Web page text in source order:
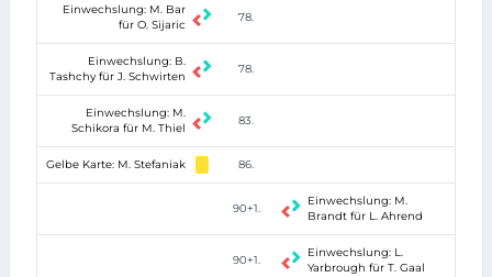
Einwechslung: M. Bar
für O. Sijaric
78.
Einwechslung: B.
Tashchy für J. Schwirten
78.
Einwechslung: M.
Schikora für M. Thiel
83.
Gelbe Karte: M. Stefaniak 86.
90+1.
Einwechslung: M.
Brandt für L. Ahrend
90+1.
Einwechslung: L.
Yarbrough für T. Gaal